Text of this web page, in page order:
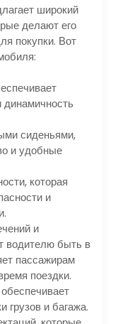
широкий
делают его
покупки. Вот
динамичность
сиденьями,
и удобные
которая
и
и
водителю быть в
пассажирам
поездки.
грузов и багажа.